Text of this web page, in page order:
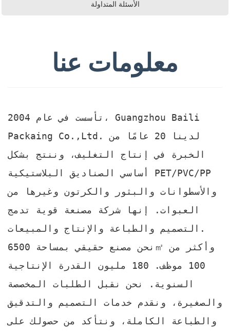
الأسئلة المتداولة
معلومات عنا
تأسست في عام 2004، Guangzhou Baili
Packaing Co.,Ltd. لدينا 20 عامًا من
الخبرة في إنتاج التغليف، وننتج بشكل
أساسي الصناديق البلاستيكية PET/PVC/PP
والأسطوانات والبثور والكرتون وغيرها من
العبوات. إنها شركة مصنعة قوية تدمج
التصميم والطباعة والإنتاج والمبيعات.
نحن مصنع حقيقي بمساحة 6500㎡ وأكثر من
100 موظف. 180 مليون القدرة الإنتاجية
السنوية. نحن نقبل الطلبات المخصصة
والصغيرة، ونقدم خدمات التصميم والتدقيق
والطباعة الكاملة، ونتأكد من حصولك على